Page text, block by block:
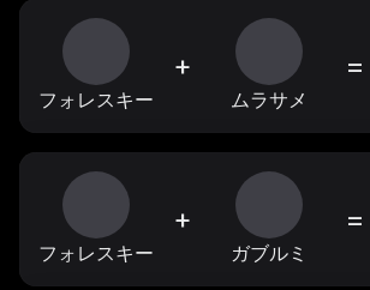
フォレスキー
+
ムラサメ
=
フォレスキー
+
ガブルミ
=